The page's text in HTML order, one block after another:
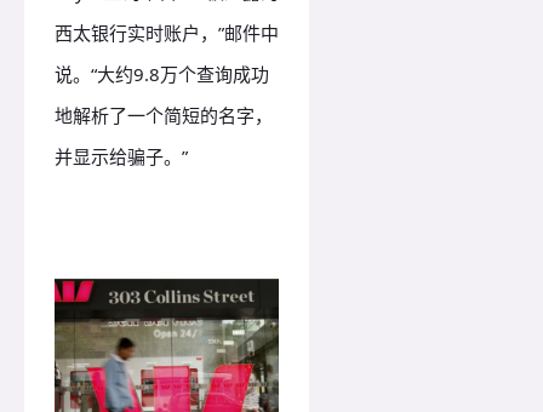
西太银行实时账户，”邮件中
说。“大约9.8万个查询成功
地解析了一个简短的名字，
并显示给骗子。”